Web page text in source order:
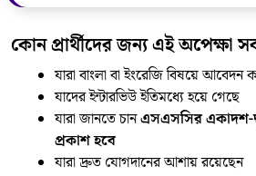
কোন প্রার্থীদের জন্য এই অপেক্ষা
যারা বাংলা বা ইংরেজি বিষয়ে আবেদন
যাদের ইন্টারভিউ ইতিমধ্যে হয়ে গেছে
যারা জানতে চানএসএসসির একাদশ-
প্রকাশ হবে
যারা দ্রুত যোগদানের আশায় রয়েছেন